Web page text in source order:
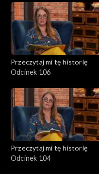
Przeczytaj mi tę historię
Odcinek 106
Przeczytaj mi tę historię
Odcinek 104